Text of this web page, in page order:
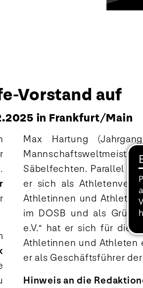
Vorstand auf
in Frankfurt/Main
Max Hartung
Säbelfechten. Parallel
er sich als
Athletinnen und
im DOSB und als
e.V.“ hat er sich für die
Athletinnen und Athleten
er als Geschäftsführer
Hinweis an die